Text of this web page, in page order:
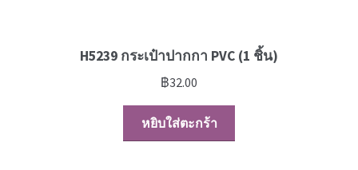
H5239 กระเป๋าปากกา PVC (1 ชิ้น)
฿32.00
หยิบใส่ตะกร้า